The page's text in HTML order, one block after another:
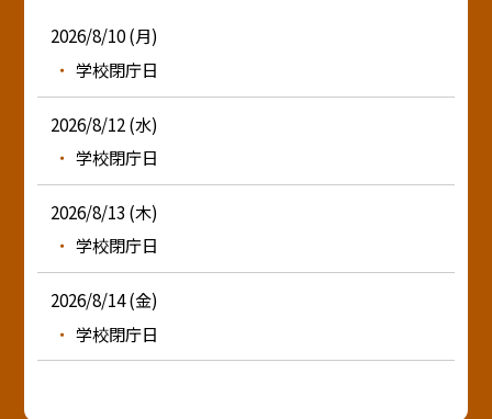
2026/8/10 (月)
学校閉庁日
2026/8/12 (水)
学校閉庁日
2026/8/13 (木)
学校閉庁日
2026/8/14 (金)
学校閉庁日